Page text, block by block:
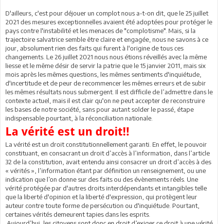
D'ailleurs, c'est pour déjouer un complot nous a-t-on dit, que le 25 juillet
2021 des mesures exceptionnelles avaient été adoptées pour protéger le
pays contre l'instabilité et les menaces de "complotisme". Mais, si la
trajectoire salvatrice semble être claire et engagée, nous ne savons à ce
jour, absolument rien des faits qui furent à l'origine de tous ces
changements. Le 26 juillet 2021 nous nous étions réveillés avec la même
liesse et le même désir de servir la patrie que le 15 janvier 2011, mais six
mois après les mêmes questions, les mêmes sentiments d'inquiétude,
d'incertitude et de peur de recommencer les mêmes erreurs et de subir
les mêmes résultats nous submergent. Il est difficile de l’admettre dans le
contexte actuel, mais il est clair qu'on ne peut accepter de reconstruire
les bases de notre société, sans pour autant solder le passé, étape
indispensable pourtant, à la réconciliation nationale.
La vérité est un droit!!
La vérité est un droit constitutionnellement garanti. En effet, le pouvoir
constituant, en consacrant un droit d’accès à l’information, dans l’article
32 de la constitution, avait entendu ainsi consacrer un droit d’accès à des
« vérités », l’information étant par définition un renseignement, ou une
indication que l’on donne sur des faits ou des évènements réels. Une
vérité protégée par d'autres droits interdépendants et intangibles telle
que la liberté d'opinion et la liberté d'expression, qui protègent leur
auteur contre toute forme de persécution ou d'inquiétude. Pourtant,
certaines vérités demeurent tapies dans les esprits.